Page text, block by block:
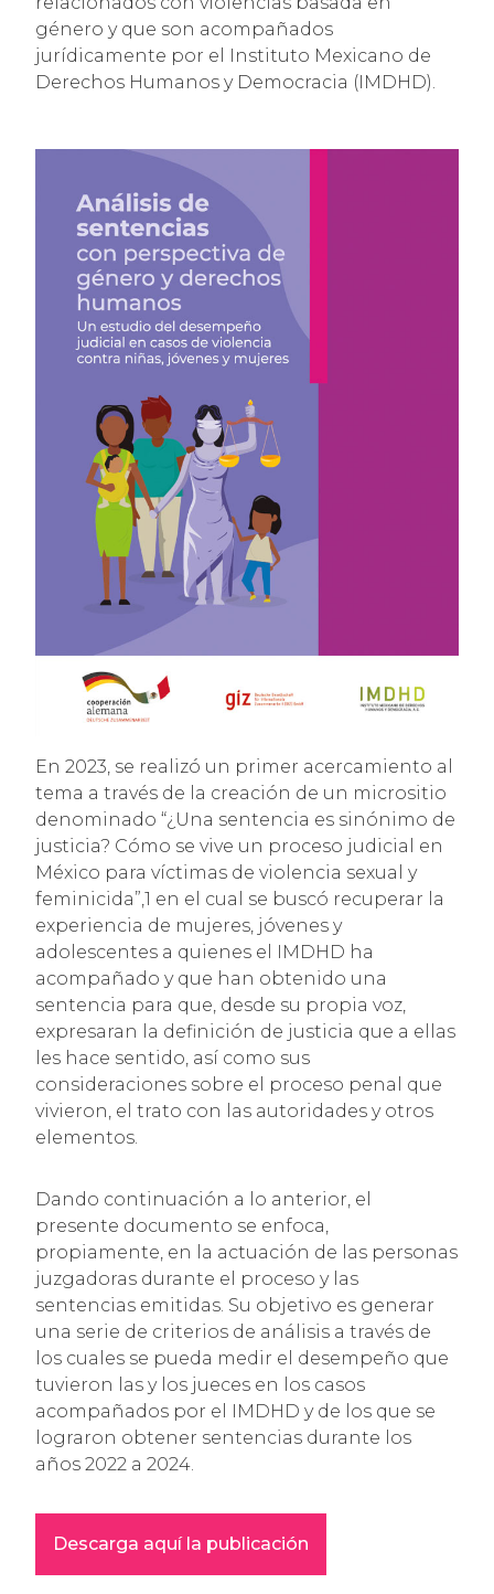
género y que son acompañados
jurídicamente por el Instituto Mexicano de
Derechos Humanos y Democracia (IMDHD).
En 2023, se realizó un primer acercamiento al
tema a través de la creación de un micrositio
denominado “¿Una sentencia es sinónimo de
justicia? Cómo se vive un proceso judicial en
México para víctimas de violencia sexual y
feminicida”,1 en el cual se buscó recuperar la
experiencia de mujeres, jóvenes y
adolescentes a quienes el IMDHD ha
acompañado y que han obtenido una
sentencia para que, desde su propia voz,
expresaran la definición de justicia que a ellas
les hace sentido, así como sus
consideraciones sobre el proceso penal que
vivieron, el trato con las autoridades y otros
elementos.
Dando continuación a lo anterior, el
presente documento se enfoca,
propiamente, en la actuación de las personas
juzgadoras durante el proceso y las
sentencias emitidas. Su objetivo es generar
una serie de criterios de análisis a través de
los cuales se pueda medir el desempeño que
tuvieron las y los jueces en los casos
acompañados por el IMDHD y de los que se
lograron obtener sentencias durante los
años 2022 a 2024.
Descarga aquí la publicación